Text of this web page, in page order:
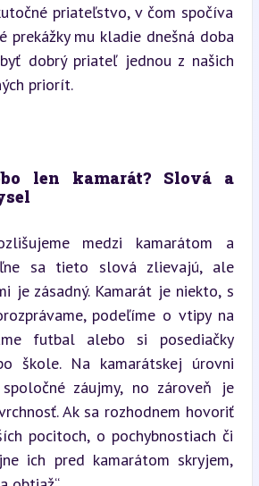
priateľstvo, v čom spočíva
prekážky mu kladie dnešná doba
dobrý priateľ jednou z našich
priorít.
len kamarát? Slová a
medzi kamarátom a
sa tieto slová zlievajú, ale
je zásadný. Kamarát je niekto, s
podeľíme o vtipy na
futbal alebo si posediačky
škole. Na kamarátskej úrovni
záujmy, no zároveň je
Ak sa rozhodnem hovoriť
pocitoch, o pochybnostiach či
ich pred kamarátom skryjem,